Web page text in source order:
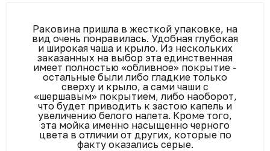
Раковина пришла в жесткой упаковке, на
вид очень понравилась. Удобная глубокая
и широкая чаша и крыло. Из нескольких
заказанных на выбор эта единственная
имеет полностью «обливное» покрытие -
остальные были либо гладкие только
сверху и крыло, а сами чаши с
«шершавым» покрытием, либо наоборот,
что будет приводить к застою капель и
увеличению белого налета. Кроме того,
эта мойка именно насыщенно черного
цвета в отличии от других, которые по
факту оказались серые.